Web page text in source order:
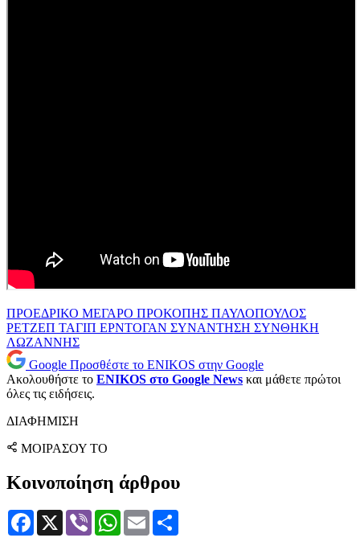
ΠΡΟΕΔΡΙΚΟ ΜΕΓΑΡΟ ΠΡΟΚΟΠΗΣ ΠΑΥΛΟΠΟΥΛΟΣ
ΡΕΤΖΕΠ ΤΑΓΙΠ ΕΡΝΤΟΓΑΝ ΣΥΝΑΝΤΗΣΗ ΣΥΝΘΗΚΗ
ΛΩΖΑΝΝΗΣ
Google Προσθέστε το ENIKOS στην Google
Ακολουθήστε το ENIKOS στο Google News και μάθετε πρώτοι
όλες τις ειδήσεις.
ΔΙΑΦΗΜΙΣΗ
ΜΟΙΡΑΣΟΥ ΤΟ
Κοινοποίηση άρθρου
Facebook
X Viber WhatsApp
Email